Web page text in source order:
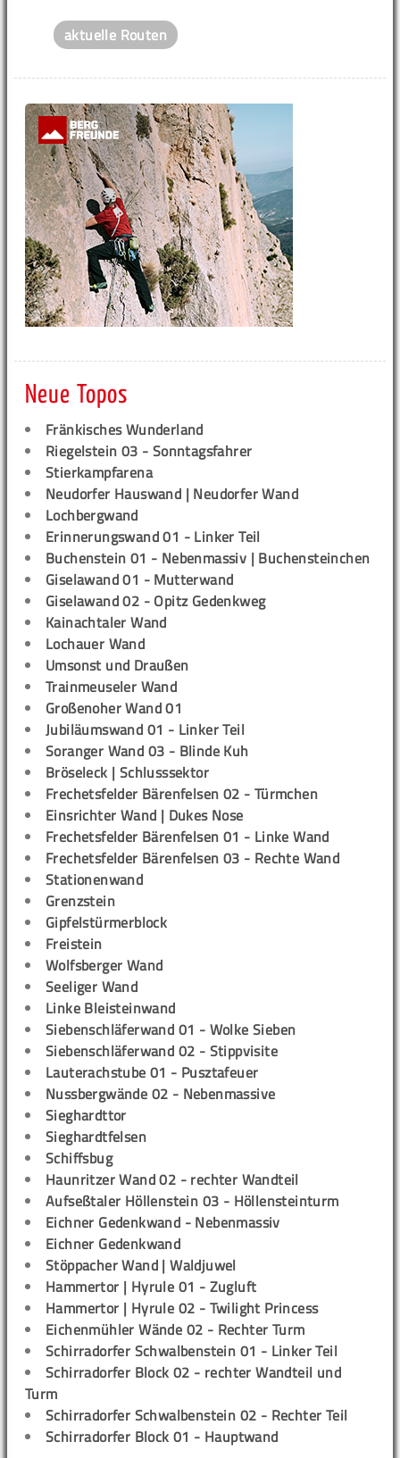
aktuelle Routen
Neue Topos
Fränkisches Wunderland
Riegelstein 03 - Sonntagsfahrer
Stierkampfarena
Neudorfer Hauswand | Neudorfer Wand
Lochbergwand
Erinnerungswand 01 - Linker Teil
Buchenstein 01 - Nebenmassiv | Buchensteinchen
Giselawand 01 - Mutterwand
Giselawand 02 - Opitz Gedenkweg
Kainachtaler Wand
Lochauer Wand
Umsonst und Draußen
Trainmeuseler Wand
Großenoher Wand 01
Jubiläumswand 01 - Linker Teil
Soranger Wand 03 - Blinde Kuh
Bröseleck | Schlusssektor
Frechetsfelder Bärenfelsen 02 - Türmchen
Einsrichter Wand | Dukes Nose
Frechetsfelder Bärenfelsen 01 - Linke Wand
Frechetsfelder Bärenfelsen 03 - Rechte Wand
Stationenwand
Grenzstein
Gipfelstürmerblock
Freistein
Wolfsberger Wand
Seeliger Wand
Linke Bleisteinwand
Siebenschläferwand 01 - Wolke Sieben
Siebenschläferwand 02 - Stippvisite
Lauterachstube 01 - Pusztafeuer
Nussbergwände 02 - Nebenmassive
Sieghardttor
Sieghardtfelsen
Schiffsbug
Haunritzer Wand 02 - rechter Wandteil
Aufseßtaler Höllenstein 03 - Höllensteinturm
Eichner Gedenkwand - Nebenmassiv
Eichner Gedenkwand
Stöppacher Wand | Waldjuwel
Hammertor | Hyrule 01 - Zugluft
Hammertor | Hyrule 02 - Twilight Princess
Eichenmühler Wände 02 - Rechter Turm
Schirradorfer Schwalbenstein 01 - Linker Teil
Schirradorfer Block 02 - rechter Wandteil und
Turm
Schirradorfer Schwalbenstein 02 - Rechter Teil
Schirradorfer Block 01 - Hauptwand